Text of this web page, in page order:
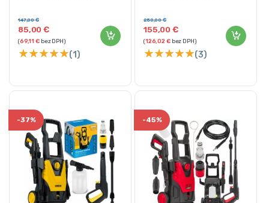
85,00€
147,00€
(69,11€bez DPH)
★★★★★(1)
155,00€
250,00€
(126,02 €bez DPH)
★★★★★(3)
-37% -45%